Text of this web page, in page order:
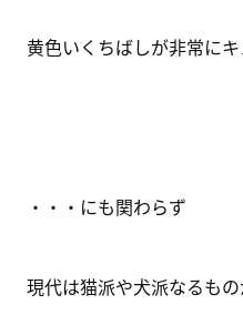
黄色いくちばしが非常にキ
・・・にも関わらず
現代は猫派や犬派なるもの